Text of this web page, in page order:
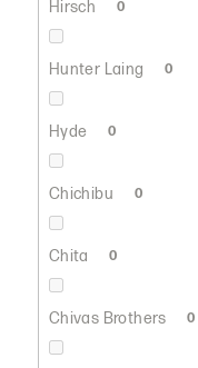
Hirsch 0
Hunter Laing 0
Hyde 0
Chichibu 0
Chita 0
Chivas Brothers 0